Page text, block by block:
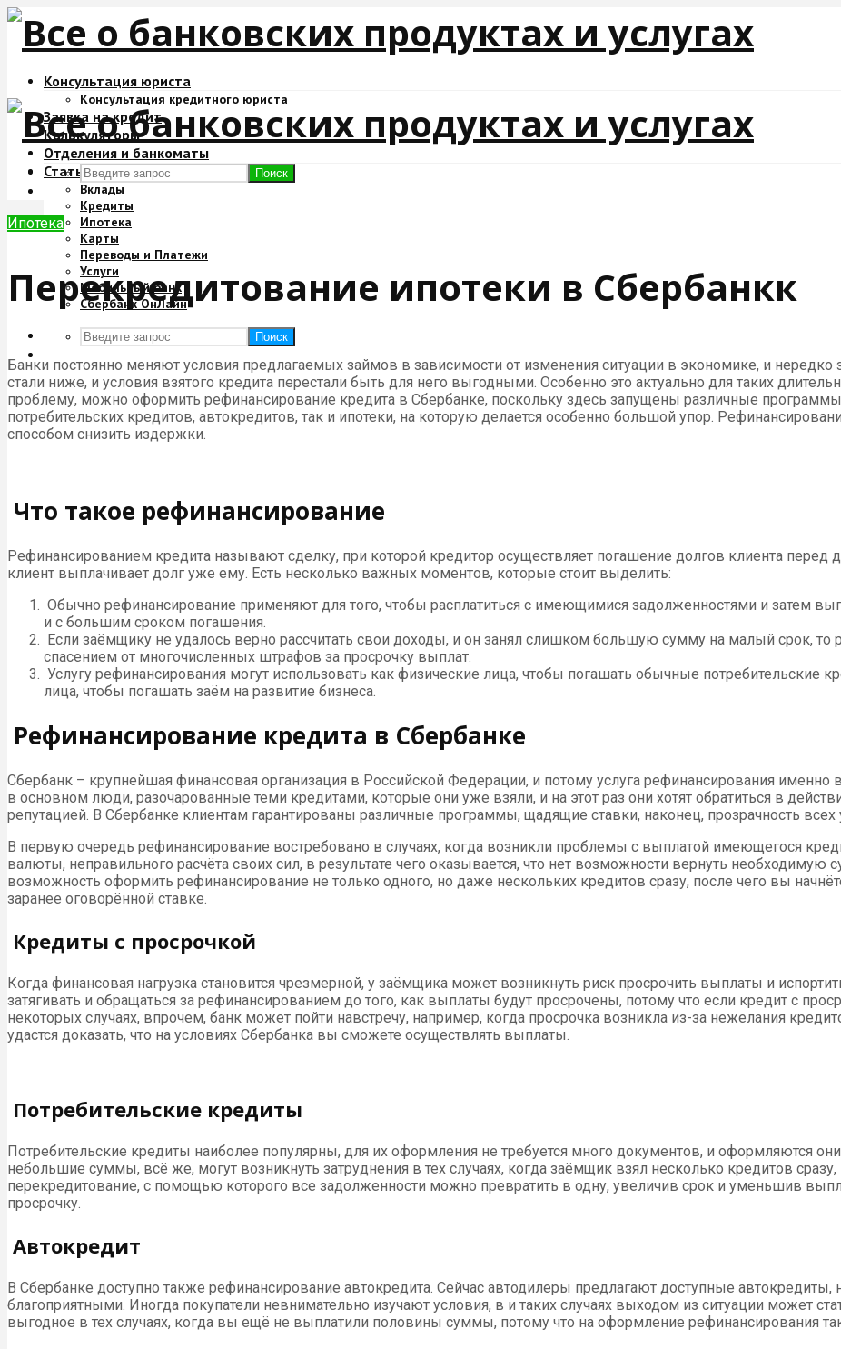
Консультация юриста
Консультация кредитного юриста
Заявка на кредит
Калькуляторы
Отделения и банкоматы
Статьи
Вклады
Кредиты
Ипотека
Карты
Переводы и Платежи
Услуги
Мобильный банк
Сбербанк ОнЛайн
Поиск
Поиск
Ипотека
Перекредитование ипотеки в Сбербанкк
Банки постоянно меняют условия предлагаемых займов в зависимости от изменения ситуации в экономике, и
стали ниже, и условия взятого кредита перестали быть для него выгодными. Особенно это актуально для таких
проблему, можно оформить рефинансирование кредита в Сбербанке, поскольку здесь запущены различные
потребительских кредитов, автокредитов, так и ипотеки, на которую делается особенно большой упор.
способом снизить издержки.
Что такое рефинансирование
Рефинансированием кредита называют сделку, при которой кредитор осуществляет погашение долгов клиента перед
клиент выплачивает долг уже ему. Есть несколько важных моментов, которые стоит выделить:
Обычно рефинансирование применяют для того, чтобы расплатиться с имеющимися задолженностями и затем
и с большим сроком погашения.
Если заёмщику не удалось верно рассчитать свои доходы, и он занял слишком большую сумму на малый срок, то
спасением от многочисленных штрафов за просрочку выплат.
Услугу рефинансирования могут использовать как физические лица, чтобы погашать обычные потребительские
лица, чтобы погашать заём на развитие бизнеса.
Рефинансирование кредита в Сбербанке
Сбербанк – крупнейшая финансовая организация в Российской Федерации, и потому услуга рефинансирования именно
в основном люди, разочарованные теми кредитами, которые они уже взяли, и на этот раз они хотят обратиться в
репутацией. В Сбербанке клиентам гарантированы различные программы, щадящие ставки, наконец, прозрачность
В первую очередь рефинансирование востребовано в случаях, когда возникли проблемы с выплатой имеющегося
валюты, неправильного расчёта своих сил, в результате чего оказывается, что нет возможности вернуть необходимую
возможность оформить рефинансирование не только одного, но даже нескольких кредитов сразу, после чего вы
заранее оговорённой ставке.
Кредиты с просрочкой
Когда финансовая нагрузка становится чрезмерной, у заёмщика может возникнуть риск просрочить выплаты и
затягивать и обращаться за рефинансированием до того, как выплаты будут просрочены, потому что если кредит с
некоторых случаях, впрочем, банк может пойти навстречу, например, когда просрочка возникла из-за нежелания
удастся доказать, что на условиях Сбербанка вы сможете осуществлять выплаты.
Потребительские кредиты
Потребительские кредиты наиболее популярны, для их оформления не требуется много документов, и оформляются
небольшие суммы, всё же, могут возникнуть затруднения в тех случаях, когда заёмщик взял несколько кредитов
перекредитование, с помощью которого все задолженности можно превратить в одну, увеличив срок и уменьшив
просрочку.
Автокредит
В Сбербанке доступно также рефинансирование автокредита. Сейчас автодилеры предлагают доступные
благоприятными. Иногда покупатели невнимательно изучают условия, в и таких случаях выходом из ситуации может
выгодное в тех случаях, когда вы ещё не выплатили половины суммы, потому что на оформление рефинансирования